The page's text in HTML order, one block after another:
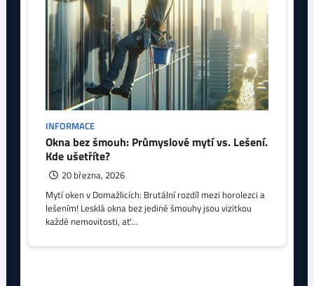
INFORMACE
Okna bez šmouh: Průmyslové mytí vs. Lešení.
Kde ušetříte?
20 března, 2026
Mytí oken v Domažlicích: Brutální rozdíl mezi horolezci a
lešením! Lesklá okna bez jediné šmouhy jsou vizitkou
každé nemovitosti, ať…